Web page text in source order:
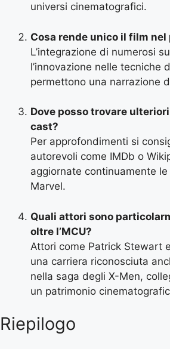
universi cinematografici.
Cosa rende unico il film nel
L’integrazione di numerosi
l’innovazione nelle tecniche
permettono una narrazione
Dove posso trovare
cast?
Per approfondimenti si
autorevoli come IMDb o
aggiornate continuamente
Marvel.
Quali attori sono
oltre l’MCU?
Attori come Patrick Stewart
una carriera riconosciuta
nella saga degli X-Men,
un patrimonio
Riepilogo